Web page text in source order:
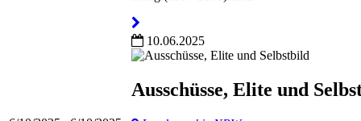
10.06.2025
Ausschüsse, Elite und